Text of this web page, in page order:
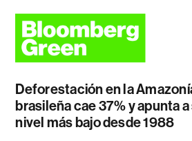
Deforestación en la
brasileña cae 37% y apunta a
nivel más bajo desde 1988